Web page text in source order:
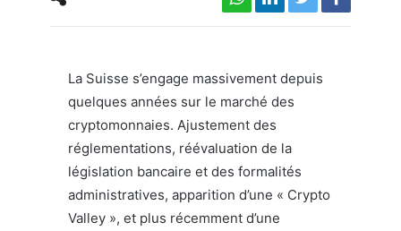
La Suisse s’engage massivement depuis
quelques années sur le marché des
cryptomonnaies. Ajustement des
réglementations, réévaluation de la
législation bancaire et des formalités
administratives, apparition d’une « Crypto
Valley », et plus récemment d’une